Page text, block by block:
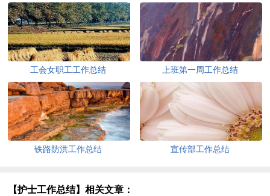
工会女职工工作总结 上班第一周工作总结
铁路防洪工作总结 宣传部工作总结
【护士工作总结】相关文章：